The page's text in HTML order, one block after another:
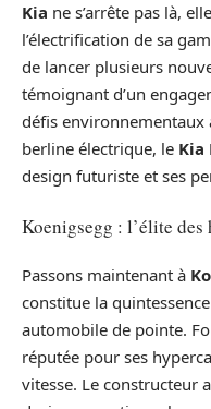
Kia ne s’arrête pas là,
l’électrification de sa
de lancer plusieurs
témoignant d’un
défis environnementaux
berline électrique, le Kia
design futuriste et ses
Koenigsegg : l’élite des
Passons maintenant à
constitue la
automobile de pointe.
réputée pour ses
vitesse. Le constructeur